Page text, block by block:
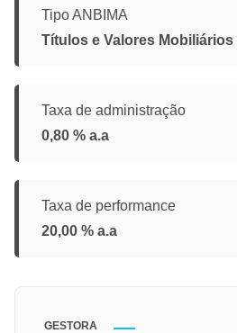
Tipo ANBIMA
Títulos e Valores Mobiliários
Taxa de administração
0,80 % a.a
Taxa de performance
20,00 % a.a
GESTORA